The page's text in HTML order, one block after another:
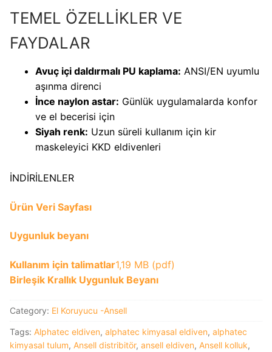
TEMEL ÖZELLİKLER VE
FAYDALAR
Avuç içi daldırmalı PU kaplama: ANSI/EN uyumlu
aşınma direnci
İnce naylon astar: Günlük uygulamalarda konfor
ve el becerisi için
Siyah renk: Uzun süreli kullanım için kir
maskeleyici KKD eldivenleri
İNDİRİLENLER
Ürün Veri Sayfası
Uygunluk beyanı
Kullanım için talimatlar1,19 MB (pdf)
Birleşik Krallık Uygunluk Beyanı
Category: El Koruyucu -Ansell
Tags: Alphatec eldiven, alphatec kimyasal eldiven, alphatec
kimyasal tulum, Ansell distribitör, ansell eldiven, Ansell kolluk,